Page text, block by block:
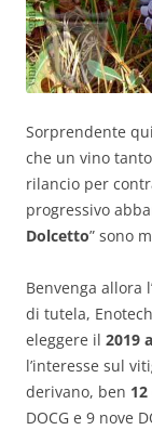
Sorprendente
che un vino
rilancio per
progressivo
Dolcetto” sono
Benvenga allora
di tutela,
eleggere il 2019
l’interesse sul
derivano, ben
DOCG e 9 nove